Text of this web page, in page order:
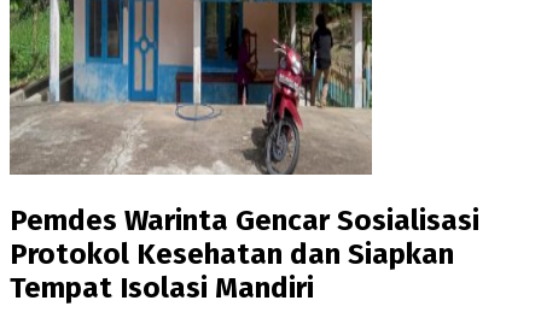
Pemdes Warinta Gencar Sosialisasi
Protokol Kesehatan dan Siapkan
Tempat Isolasi Mandiri